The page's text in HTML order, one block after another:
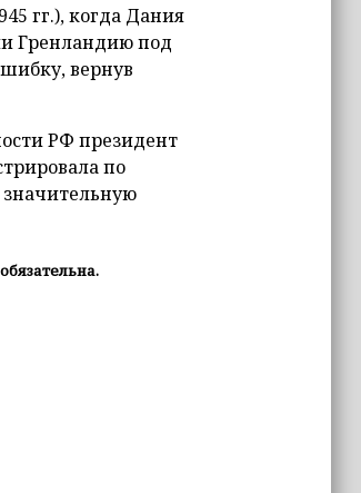
гг.), когда Дания
Гренландию под
вернув
РФ президент
по